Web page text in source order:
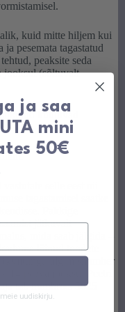
kuid mitte hiljem kui
pesemata tagastatud
peaksite seda
jooksul (sõltuvalt
kuuluvad
selle eest nii
tagastamisel saatke
Pakkige
jätkuvalt
mida saab jälgida –
läinud toodete
(kviitung, jälgimisnumber
14 päeva jooksul Peetri
tel. numbriks 5625
ja saa
mini
50€
uudiskirju.